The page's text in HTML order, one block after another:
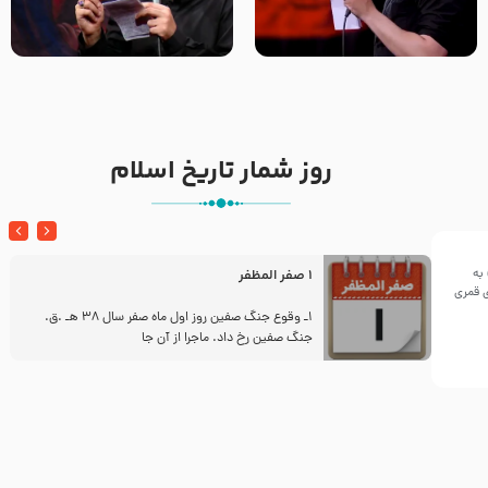
تک ، عبّاس، صاحب دل‌هاست –
حاج حنیف طاهری – عزاداری شب
من غلام نوکراتم من عاشق
کربلاتم – شور زمینه – شب هفتم
سال ۱۴۴۲هجری قمری
روز شمار تاریخ اسلام
1 صفر المظفر
1ـ وقوع جنگ صفین روز اول ماه صفر سال 38 هـ .ق.
جنگ صفین رخ داد. ماجرا از آن جا